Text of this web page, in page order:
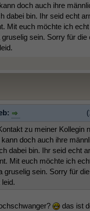
doch auch ihre
dabei bin. Ihr seid echt
Mit euch möchte ich
sein. Sorry für die
zu meiner Kollegin
doch auch ihre
dabei bin. Ihr seid echt
Mit euch möchte ich
gruselig sein. Sorry für
das ist